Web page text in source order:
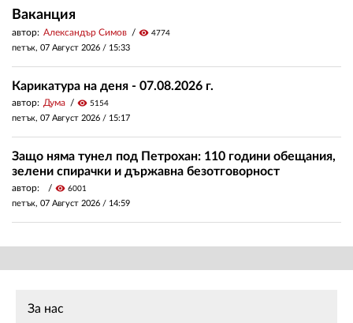
Ваканция
автор: Александър Симов visibility 4774
петък, 07 Август 2026 / 15:33
Карикатура на деня - 07.08.2026 г.
автор: Дума visibility 5154
петък, 07 Август 2026 / 15:17
Защо няма тунел под Петрохан: 110 години обещания,
зелени спирачки и държавна безотговорност
автор: visibility 6001
петък, 07 Август 2026 / 14:59
За нас